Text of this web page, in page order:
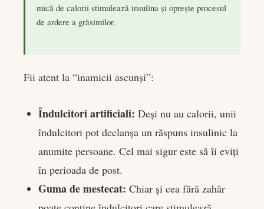
mică de calorii stimulează insulina și oprește procesul
de ardere a grăsimilor.
Fii atent la “inamicii ascunși”:
Îndulcitori artificiali: Deși nu au calorii, unii
îndulcitori pot declanșa un răspuns insulinic la
anumite persoane. Cel mai sigur este să îi eviți
în perioada de post.
Guma de mestecat: Chiar și cea fără zahăr